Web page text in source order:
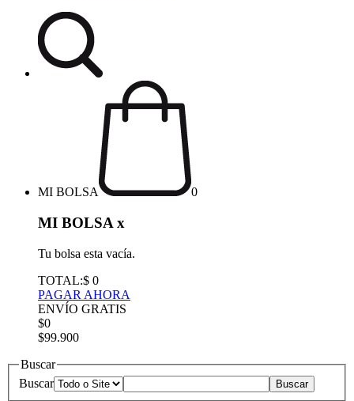
MI BOLSA 0
MI BOLSA x
Tu bolsa esta vacía.
TOTAL:$ 0
PAGAR AHORA
ENVÍO GRATIS
$0
$99.900
Buscar
Buscar